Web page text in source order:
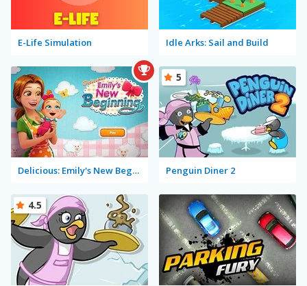
E-Life Simulation Idle Arks: Sail and Build
Delicious: Emily's New Beginning Penguin Diner 2
5
4.5